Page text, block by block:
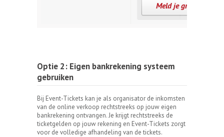
Meld je gratis aan
Optie 2: Eigen bankrekening systeem
gebruiken
Bij Event-Tickets kan je als organisator de inkomsten
van de online verkoop rechtstreeks op jouw eigen
bankrekening ontvangen. Je krijgt rechtstreeks de
ticketgelden op jouw rekening en Event-Tickets zorgt
voor de volledige afhandeling van de tickets.